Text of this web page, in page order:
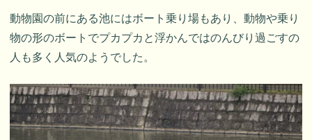
動物園の前にある池にはボート乗り場もあり、動物や乗り
物の形のボートでプカプカと浮かんではのんびり過ごすの
人も多く人気のようでした。